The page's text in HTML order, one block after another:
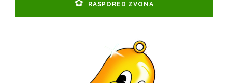
RASPORED ZVONA